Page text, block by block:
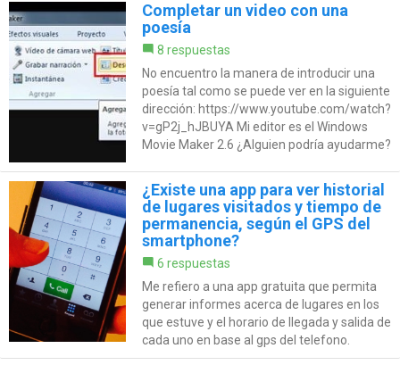
Completar un video con una
poesía
8 respuestas
No encuentro la manera de introducir una
poesía tal como se puede ver en la siguiente
dirección: https://www.youtube.com/watch?
v=gP2j_hJBUYA Mi editor es el Windows
Movie Maker 2.6 ¿Alguien podría ayudarme?
¿Existe una app para ver historial
de lugares visitados y tiempo de
permanencia, según el GPS del
smartphone?
6 respuestas
Me refiero a una app gratuita que permita
generar informes acerca de lugares en los
que estuve y el horario de llegada y salida de
cada uno en base al gps del telefono.